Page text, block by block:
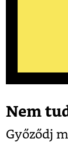
Nem
Győződj